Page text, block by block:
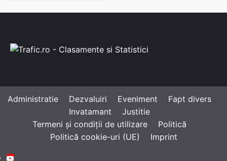
Administratie Dezvaluiri Eveniment
Fapt divers
Invatamant
Justitie
Termeni și condiții de utilizare
Politică
Politică cookie-uri (UE)
Imprint
Youtube